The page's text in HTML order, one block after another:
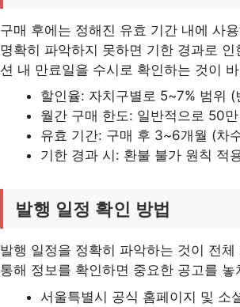
구매 후에는 정해진 유효 기간 내에 사
명확히 파악하지 못하면 기한 경과로
션 내 만료일을 수시로 확인하는 것이
할인율: 자치구별로 5~7% 범위 (
월간 구매 한도: 일반적으로 50만
유효 기간: 구매 후 3~6개월 (차
기한 경과 시: 환불 불가 원칙 적
발행 일정 확인 방법
발행 일정을 정확히 파악하는 것이 전
통해 정보를 확인하면 중요한 공고를
서울특별시 공식 홈페이지 및 소